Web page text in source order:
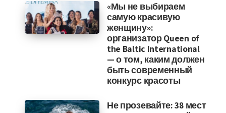
«Мы не выбираем
самую красивую
женщину»:
организатор Queen of
the Baltic International
— о том, каким должен
быть современный
конкурс красоты
Не прозевайте: 38 мест